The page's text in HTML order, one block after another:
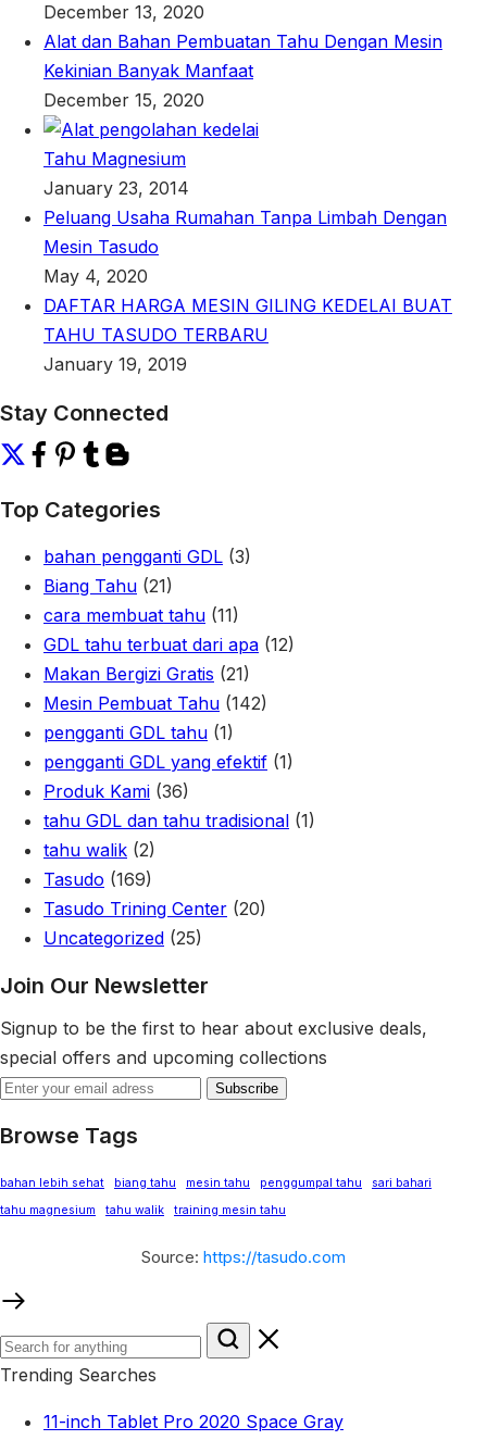
December 13, 2020
Alat dan Bahan Pembuatan Tahu Dengan Mesin
Kekinian Banyak Manfaat
December 15, 2020
Tahu Magnesium
January 23, 2014
Peluang Usaha Rumahan Tanpa Limbah Dengan
Mesin Tasudo
May 4, 2020
DAFTAR HARGA MESIN GILING KEDELAI BUAT
TAHU TASUDO TERBARU
January 19, 2019
Stay Connected
Top Categories
bahan pengganti GDL (3)
Biang Tahu (21)
cara membuat tahu (11)
GDL tahu terbuat dari apa (12)
Makan Bergizi Gratis (21)
Mesin Pembuat Tahu (142)
pengganti GDL tahu (1)
pengganti GDL yang efektif (1)
Produk Kami (36)
tahu GDL dan tahu tradisional (1)
tahu walik (2)
Tasudo (169)
Tasudo Trining Center (20)
Uncategorized (25)
Join Our Newsletter
Signup to be the first to hear about exclusive deals,
special offers and upcoming collections
Browse Tags
bahan lebih sehat biang tahu mesin tahu penggumpal tahu
sari bahari
tahu magnesium
tahu walik training mesin tahu
Source: https://tasudo.com
Trending Searches
11-inch Tablet Pro 2020 Space Gray